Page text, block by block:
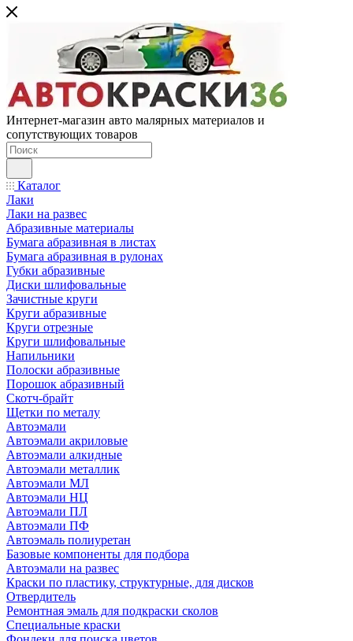
Интернет-магазин авто малярных материалов и
сопутствующих товаров
Каталог
Лаки
Лаки на развес
Абразивные материалы
Бумага абразивная в листах
Бумага абразивная в рулонах
Губки абразивные
Диски шлифовальные
Зачистные круги
Круги абразивные
Круги отрезные
Круги шлифовальные
Напильники
Полоски абразивные
Порошок абразивный
Скотч-брайт
Щетки по металу
Автоэмали
Автоэмали акриловые
Автоэмали алкидные
Автоэмали металлик
Автоэмали МЛ
Автоэмали НЦ
Автоэмали ПЛ
Автоэмали ПФ
Автоэмаль полиуретан
Базовые компоненты для подбора
Автоэмали на развес
Краски по пластику, структурные, для дисков
Отвердитель
Ремонтная эмаль для подкраски сколов
Специальные краски